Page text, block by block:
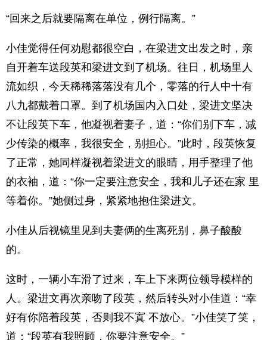
“回来之后就要隔离在单位，例行隔离。”
小佳觉得任何劝慰都很空白，在梁进文出发之时，亲
自开着车送段英和梁进文到了机场。往日，机场里人
流如织，今天稀稀落落没有几个，零落的行人中十有
八九都戴着口罩。到了机场国内入口处，梁进文坚决
不让段英下车，他凝视着妻子，道：“你们别下车，减
少传染的概率，我很安全，别担心。”此时，段英恢复
了正常，她同样凝视着梁进文的眼睛，用手整理了他
的衣袖，道：“你一定要注意安全，我和儿子还在家 里
等着你。”她侧过身，紧紧地抱住梁进文。
小佳从后视镜里见到夫妻俩的生离死别，鼻子酸酸
的。
这时，一辆小车滑了过来，车上下来两位领导模样的
人。梁进文再次亲吻了段英，然后转头对小佳道：“幸
好有你陪着段英，否则我不寘 不放心。”小佳笑了笑，
道：“段英有我照顾，你要注意安全。”